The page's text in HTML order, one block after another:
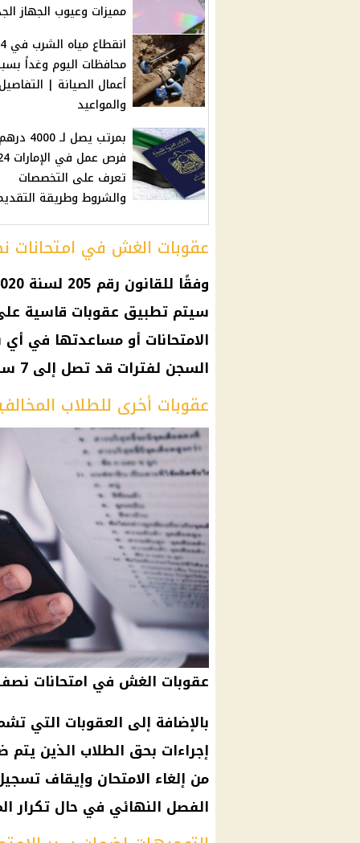
مميزات وعيوب الجهاز
انقطاع مياه الشرب في 4
محافظات اليوم وغداً
أعمال الصيانة |
والمواعيد
بمرتب يصل
تعرف على التخصصات
والشروط وطريقة
عقوبات الغش في امتحانات
سيتم تطبيق عقوبات قاسية
الامتحانات أو مساعدتها في
السجن لفترات قد تصل إلى 7 سنوات، وغرامات مالية تصل إلى 200 ألف جنيه.
عقوبات أخرى للطلاب
عقوبات الغش في امتحانات
بالإضافة إلى العقوبات التي
إجراءات بحق الطلاب الذين
من إلغاء الامتحان وإيقاف
الفصل النهائي في حال تكرار